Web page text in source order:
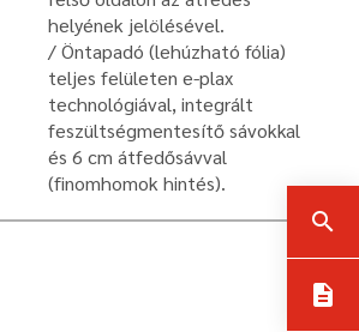
search
description
helyének jelölésével.
Öntapadó (lehúzható fólia)
teljes felületen e-plax
technológiával, integrált
feszültségmentesítő sávokkal
és 6 cm átfedősávval
(finomhomok hintés).